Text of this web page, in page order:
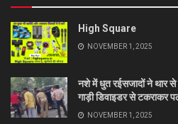
High Square
NOVEMBER 1, 2025
नशे में धुत रईसजादों ने थार से
गाड़ी डिवाइडर से टकराकर
NOVEMBER 1, 2025